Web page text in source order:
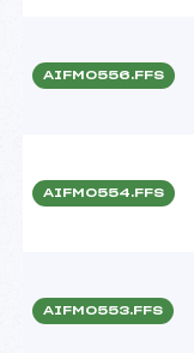
AIFM0556.FFS
AIFM0554.FFS
AIFM0553.FFS